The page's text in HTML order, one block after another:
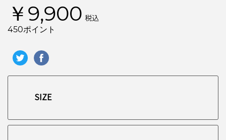
￥9,900 税込
450ポイント